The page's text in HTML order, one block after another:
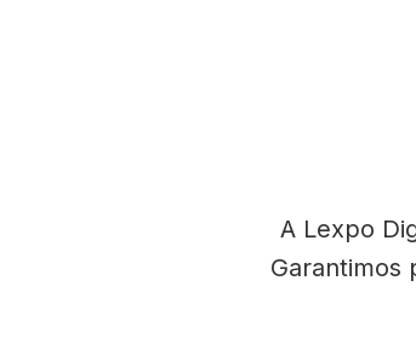
A Lexpo
Garantimos